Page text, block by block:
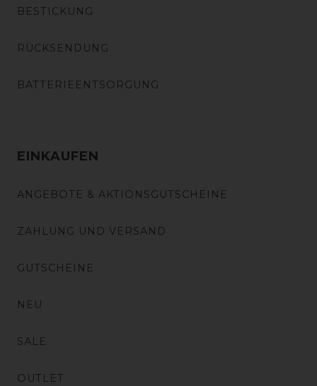
BESTICKUNG
RÜCKSENDUNG
BATTERIEENTSORGUNG
EINKAUFEN
ANGEBOTE & AKTIONSGUTSCHEINE
ZAHLUNG UND VERSAND
GUTSCHEINE
NEU
SALE
OUTLET